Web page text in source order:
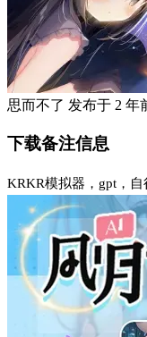
思而不了 发布于 2 年
下载备注信息
KRKR模拟器，gpt，